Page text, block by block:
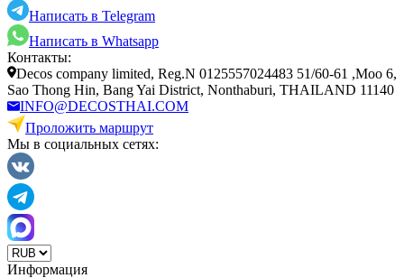
Написать в Telegram
Написать в Whatsapp
Контакты:
Decos company limited, Reg.N 0125557024483 51/60-61 ,Moo 6,
Sao Thong Hin, Bang Yai District, Nonthaburi, THAILAND 11140
INFO@DECOSTHAI.COM
Проложить маршрут
Мы в социальных сетях:
Информация